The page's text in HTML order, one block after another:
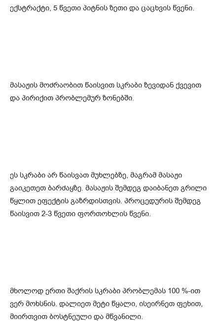
ექსტრაქტი, 5 წვეთი პიტნის ზეთი და ცაცხვის წვენი.
მასაჟის მოძრაობით წაისვით სკრაბი ზევიდან ქვევით
და პირიქით პრობლემურ ზონებში.
ეს სკრაბი არ წაისვათ მუხლებზე, მაგრამ მასაჟი
გაიკეთეთ ბარძაყზე. მასაჟის შემდეგ დაიბანეთ გრილი
წყლით ეფექტის გაზრდისთვის. პროცედურის შემდეგ
წაისვით 2-3 წვეთი ფორთოხლის წვენი.
მხოლოდ ერთი შაქრის სკრაბი პრობლემას 100 %-ით
ვერ მოხსნის. დალიეთ მეტი წყალი, ისეირნეთ ფეხით,
მიირთვით ბოსტნეული და მწვანილი.